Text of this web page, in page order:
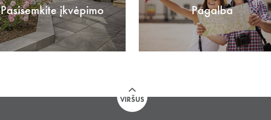
Pasisemkite įkvėpimo Pagalba
VIRŠUS